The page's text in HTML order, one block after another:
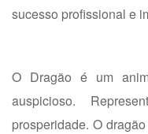
sucesso profissional e
O Dragão é um
auspicioso.
prosperidade. O